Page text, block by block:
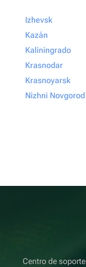
Izhevsk
Kazán
Kaliningrado
Krasnodar
Krasnoyarsk
Nizhni Novgorod
Centro de soporte